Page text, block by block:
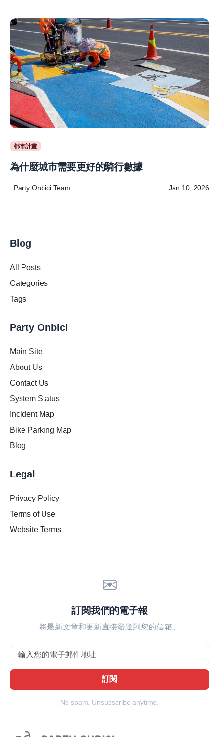
都市計畫
為什麼城市需要更好的騎行數據
Party Onbici Team Jan 10, 2026
Blog
All Posts
Categories
Tags
Party Onbici
Main Site
About Us
Contact Us
System Status
Incident Map
Bike Parking Map
Blog
Legal
Privacy Policy
Terms of Use
Website Terms
訂閱我們的電子報
將最新文章和更新直接發送到您的信箱。
訂閱
No spam. Unsubscribe anytime.